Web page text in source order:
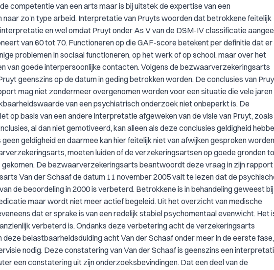
competentie van een arts maar is bij uitstek de expertise van een
zo’n type arbeid. Interpretatie van Pruyts woorden dat betrokkene feitelijk
en wel omdat Pruyt onder As V van de DSM-IV classificatie
van 60 tot 70. Functioneren op die GAF-score betekent per definitie dat er
problemen in sociaal functioneren, op het werk of op school, maar over het
van goede interpersoonlijke contacten. Volgens de bezwaarverzekeringsarts
geenszins op de datum in geding betrokken worden. De conclusies van
mag niet zondermeer overgenomen worden voor een situatie die vele jaren
van een psychiatrisch onderzoek niet onbeperkt is. De
op basis van een andere interpretatie afgeweken van de visie van Pruyt, zoals
al dan niet gemotiveerd, kan alleen als deze conclusies geldigheid
geldigheid en daarmee kan hier feitelijk niet van afwijken gesproken
moeten luiden of de verzekeringsartsen op goede gronden
De bezwaarverzekeringsarts beantwoordt deze vraag in zijn rapport
Van der Schaaf de datum 11 november 2005 valt te lezen dat de
de beoordeling in 2000 is verbeterd. Betrokkene is in behandeling geweest bij
maar wordt niet meer actief begeleid. Uit het overzicht van medische
dat er sprake is van een redelijk stabiel psychomentaal evenwicht. Het
verbeterd is. Ondanks deze verbetering acht de verzekeringsarts
belastbaarheidsduiding acht Van der Schaaf onder meer in de eerste fase,
nodig. Deze constatering van Van der Schaaf is geenszins een
een constatering uit zijn onderzoeksbevindingen. Dat een deel van de